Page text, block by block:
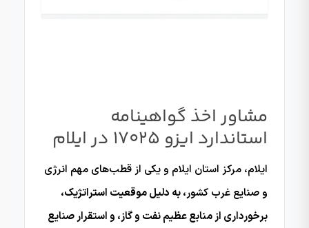
مشاور اخذ گواهینامه
استاندارد ایزو 17025 در ایلام
ایلام، مرکز استان ایلام و یکی از قطب‌های مهم انرژی
و صنایع غرب کشور، به دلیل موقعیت استراتژیک،
برخورداری از منابع عظیم نفت و گاز، و استقرار صنایع